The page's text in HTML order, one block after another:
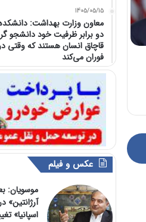
1405/05/15
معاون وزارت بهداشت:
دو برابر ظرفیت خود دانشجو
قاچاق انسان هستند که وقتی
فوران می‌کند
عکس و فیلم
موسویان:
آرژانتین»
اسپانیا»